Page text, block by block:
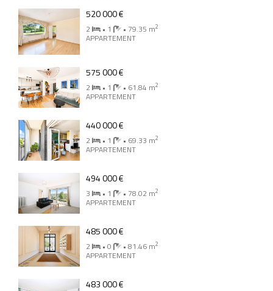
520 000 €
2 • 1 • 79.35 m2
APPARTEMENT
575 000 €
2 • 1 • 61.84 m2
APPARTEMENT
440 000 €
2 • 1 • 69.33 m2
APPARTEMENT
494 000 €
3 • 1 • 78.02 m2
APPARTEMENT
485 000 €
2 • 0 • 81.46 m2
APPARTEMENT
483 000 €